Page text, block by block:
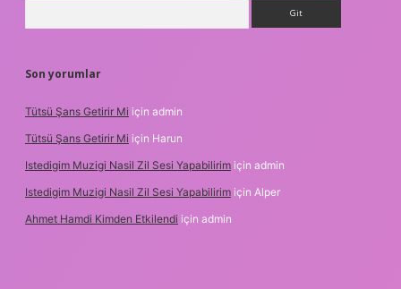
Son yorumlar
Tütsü Şans Getirir Mi için admin
Tütsü Şans Getirir Mi için Harun
Istedigim Muzigi Nasil Zil Sesi Yapabilirim için admin
Istedigim Muzigi Nasil Zil Sesi Yapabilirim için Alper
Ahmet Hamdi Kimden Etkilendi için admin